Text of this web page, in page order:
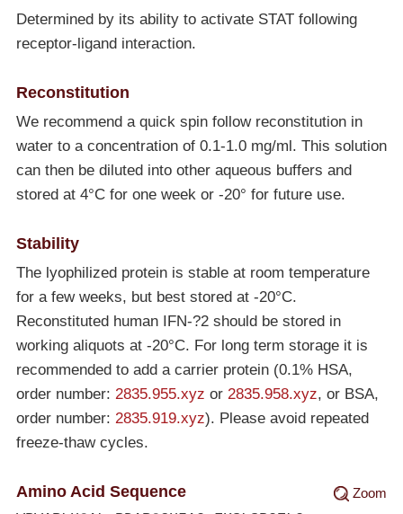
Determined by its ability to activate STAT following
receptor-ligand interaction.
Reconstitution
We recommend a quick spin follow reconstitution in
water to a concentration of 0.1-1.0 mg/ml. This solution
can then be diluted into other aqueous buffers and
stored at 4°C for one week or -20° for future use.
Stability
The lyophilized protein is stable at room temperature
for a few weeks, but best stored at -20°C.
Reconstituted human IFN-?2 should be stored in
working aliquots at -20°C. For long term storage it is
recommended to add a carrier protein (0.1% HSA,
order number: 2835.955.xyz or 2835.958.xyz, or BSA,
order number: 2835.919.xyz). Please avoid repeated
freeze-thaw cycles.
Zoom
Amino Acid Sequence